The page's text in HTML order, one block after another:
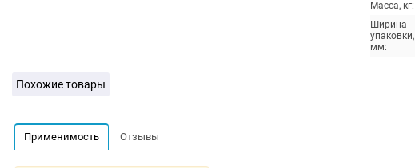
Масса, кг:
Ширина
упаковки,
мм:
Похожие товары
Применимость Отзывы